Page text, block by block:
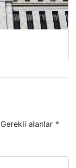
Gerekli alanlar *